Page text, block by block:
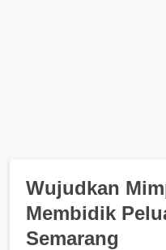
Wujudkan
Membidik
Semarang